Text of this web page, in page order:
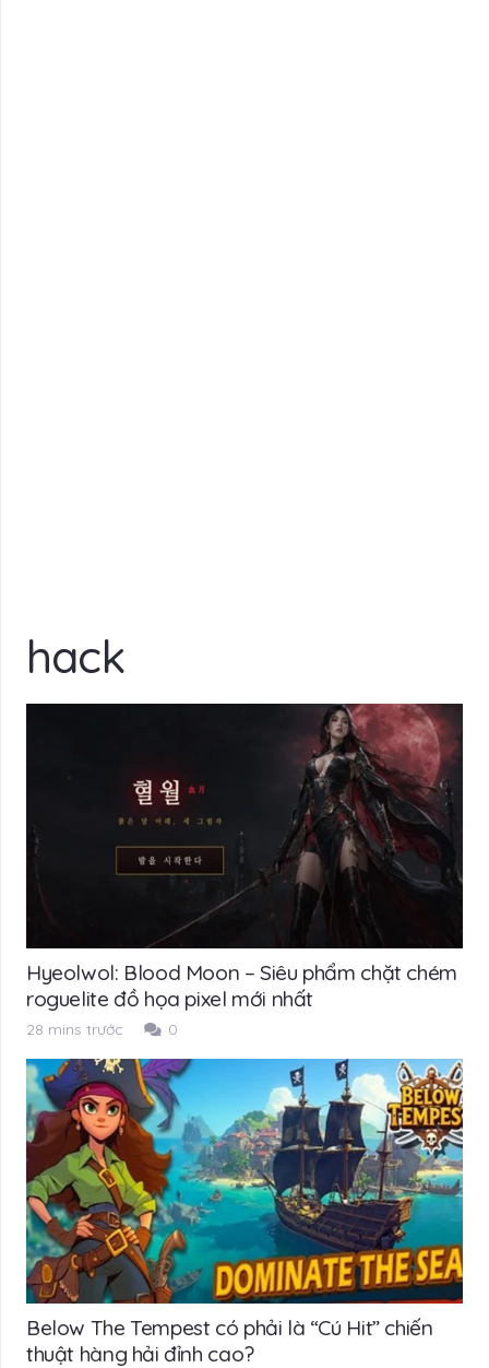
hack
Hyeolwol: Blood Moon – Siêu phẩm chặt chém
roguelite đồ họa pixel mới nhất
28 mins trước 0
Below The Tempest có phải là “Cú Hit” chiến
thuật hàng hải đỉnh cao?